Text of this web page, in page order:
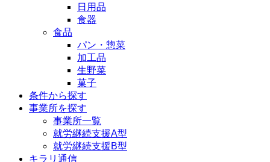
日用品
食器
食品
パン・惣菜
加工品
生野菜
菓子
条件から探す
事業所を探す
事業所一覧
就労継続支援A型
就労継続支援B型
キラリ通信